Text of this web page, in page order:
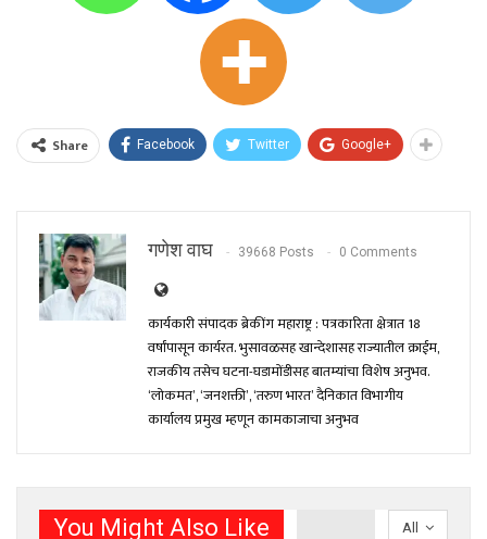
Share Facebook Twitter Google+
गणेश वाघ 39668 Posts 0 Comments
कार्यकारी संपादक ब्रेकींग महाराष्ट्र : पत्रकारिता क्षेत्रात 18
वर्षांपासून कार्यरत. भुसावळसह खान्देशासह राज्यातील क्राईम,
राजकीय तसेच घटना-घडामोंडीसह बातम्यांचा विशेष अनुभव.
‘लोकमत’, ‘जनशक्ती’, ‘तरुण भारत’ दैनिकात विभागीय
कार्यालय प्रमुख म्हणून कामकाजाचा अनुभव
All
You Might Also Like